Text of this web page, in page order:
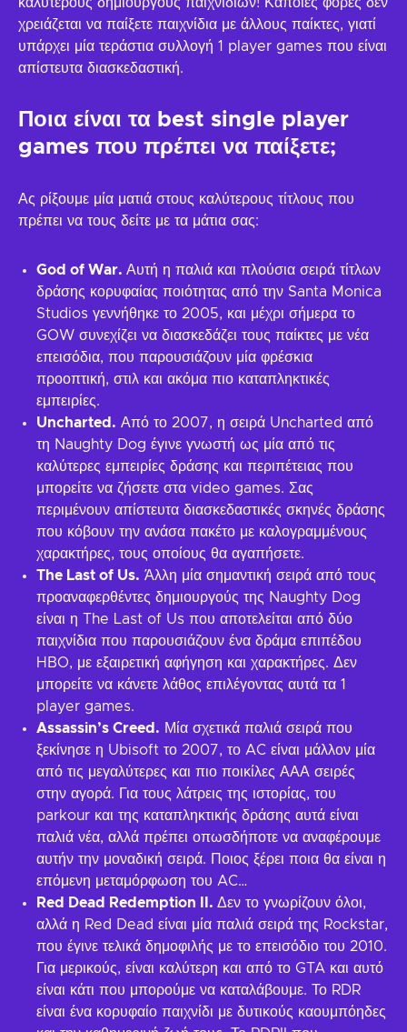
χρειάζεται να παίξετε παιχνίδια με άλλους παίκτες, γιατί
υπάρχει μία τεράστια συλλογή 1 player games που είναι
απίστευτα διασκεδαστική.
Ποια είναι τα best single player
games που πρέπει να παίξετε;
Ας ρίξουμε μία ματιά στους καλύτερους τίτλους που
πρέπει να τους δείτε με τα μάτια σας:
God of War. Αυτή η παλιά και πλούσια σειρά τίτλων
δράσης κορυφαίας ποιότητας από την Santa Monica
Studios γεννήθηκε το 2005, και μέχρι σήμερα το
GOW συνεχίζει να διασκεδάζει τους παίκτες με νέα
επεισόδια, που παρουσιάζουν μία φρέσκια
προοπτική, στιλ και ακόμα πιο καταπληκτικές
εμπειρίες.
Uncharted. Από το 2007, η σειρά Uncharted από
τη Naughty Dog έγινε γνωστή ως μία από τις
καλύτερες εμπειρίες δράσης και περιπέτειας που
μπορείτε να ζήσετε στα video games. Σας
περιμένουν απίστευτα διασκεδαστικές σκηνές δράσης
που κόβουν την ανάσα πακέτο με καλογραμμένους
χαρακτήρες, τους οποίους θα αγαπήσετε.
The Last of Us. Άλλη μία σημαντική σειρά από τους
προαναφερθέντες δημιουργούς της Naughty Dog
είναι η The Last of Us που αποτελείται από δύο
παιχνίδια που παρουσιάζουν ένα δράμα επιπέδου
HBO, με εξαιρετική αφήγηση και χαρακτήρες. Δεν
μπορείτε να κάνετε λάθος επιλέγοντας αυτά τα 1
player games.
Assassin’s Creed. Μία σχετικά παλιά σειρά που
ξεκίνησε η Ubisoft το 2007, το AC είναι μάλλον μία
από τις μεγαλύτερες και πιο ποικίλες ΑΑΑ σειρές
στην αγορά. Για τους λάτρεις της ιστορίας, του
parkour και της καταπληκτικής δράσης αυτά είναι
παλιά νέα, αλλά πρέπει οπωσδήποτε να αναφέρουμε
αυτήν την μοναδική σειρά. Ποιος ξέρει ποια θα είναι η
επόμενη μεταμόρφωση του AC…
Red Dead Redemption II. Δεν το γνωρίζουν όλοι,
αλλά η Red Dead είναι μία παλιά σειρά της Rockstar,
που έγινε τελικά δημοφιλής με το επεισόδιο του 2010.
Για μερικούς, είναι καλύτερη και από το GTA και αυτό
είναι κάτι που μπορούμε να καταλάβουμε. Το RDR
είναι ένα κορυφαίο παιχνίδι με δυτικούς καουμπόηδες